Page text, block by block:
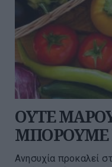
ΟΥΤΕ
ΜΠΟΡΟΥΜΕ
Ανησυχία προκαλεί